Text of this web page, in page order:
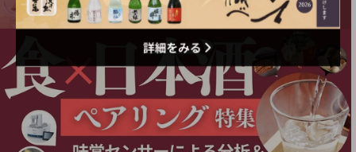
詳細をみる